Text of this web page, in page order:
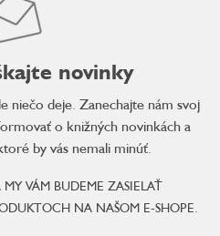
novinky
niečo deje. Zanechajte nám svoj
o knižných novinkách a
by vás nemali minúť.
VÁM BUDEME ZASIELAŤ
NA NAŠOM E-SHOPE.